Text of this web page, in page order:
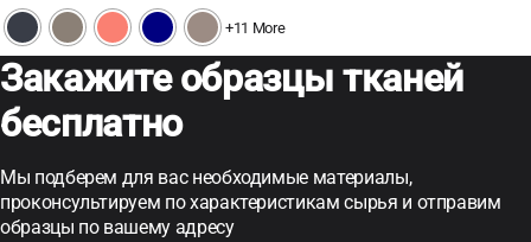
+11 More
Закажите образцы тканей
бесплатно
Мы подберем для вас необходимые материалы,
проконсультируем по характеристикам сырья и отправим
образцы по вашему адресу